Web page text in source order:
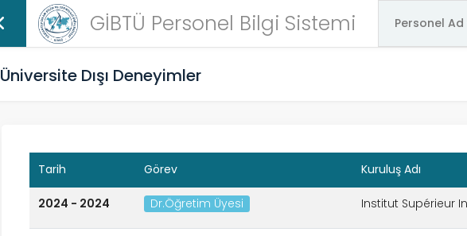
GİBTÜ Personel Bilgi Sistemi
Üniversite Dışı Deneyimler
Tarih Görev Kuruluş Adı
2024 - 2024 Dr.Öğretim Üyesi Institut Supérieur